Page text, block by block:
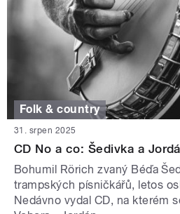
Folk & country
31. srpen 2025
CD No a co: Šedivka a
Bohumil Rörich zvaný Béďa
trampských písničkářů, letos
Nedávno vydal CD, na kterém